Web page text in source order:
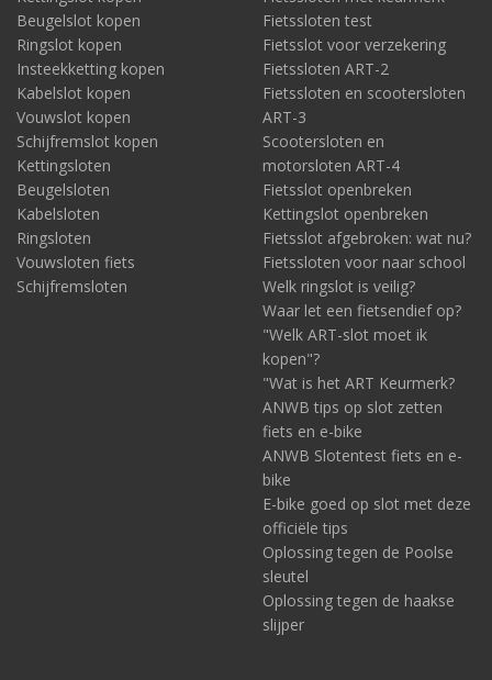
Beugelslot kopen
Ringslot kopen
Insteekketting kopen
Kabelslot kopen
Vouwslot kopen
Schijfremslot kopen
Kettingsloten
Beugelsloten
Kabelsloten
Ringsloten
Vouwsloten fiets
Schijfremsloten
Fietssloten test
Fietsslot voor verzekering
Fietssloten ART-2
Fietssloten en scootersloten
ART-3
Scootersloten en
motorsloten ART-4
Fietsslot openbreken
Kettingslot openbreken
Fietsslot afgebroken: wat nu?
Fietssloten voor naar school
Welk ringslot is veilig?
Waar let een fietsendief op?
"Welk ART-slot moet ik
kopen"?
"Wat is het ART Keurmerk?
ANWB tips op slot zetten
fiets en e-bike
ANWB Slotentest fiets en e-
bike
E-bike goed op slot met deze
officiële tips
Oplossing tegen de Poolse
sleutel
Oplossing tegen de haakse
slijper